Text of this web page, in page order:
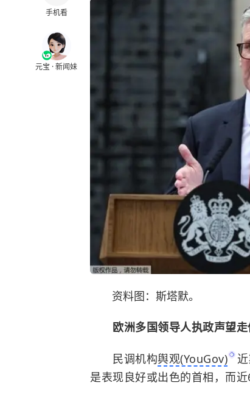
手机看
元宝 · 新闻妹
资料图：斯塔默。
欧洲多国领导人执政声望走
民调机构舆观(YouGov)
是表现良好或出色的首相，而